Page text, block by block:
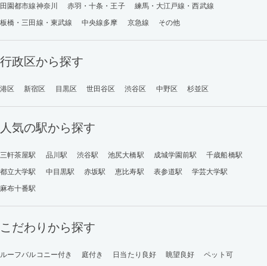
田園都市線神奈川
赤羽・十条・王子
練馬・大江戸線・西武線
板橋・三田線・東武線
中央線多摩 京急線 その他
行政区から探す
港区 新宿区 目黒区 世田谷区 渋谷区 中野区 杉並区
人気の駅から探す
三軒茶屋駅 品川駅 渋谷駅 池尻大橋駅 成城学園前駅
千歳船橋駅
都立大学駅
中目黒駅 赤坂駅 恵比寿駅 表参道駅
学芸大学駅
麻布十番駅
こだわりから探す
ルーフバルコニー付き 庭付き 日当たり良好 眺望良好
ペット可